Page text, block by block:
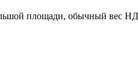
площади, обычный вес